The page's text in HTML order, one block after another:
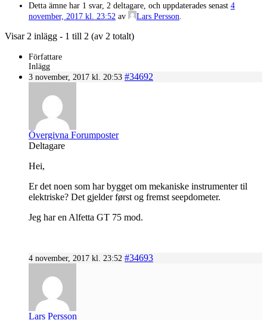
Detta ämne har 1 svar, 2 deltagare, och uppdaterades senast 4
november, 2017 kl. 23:52 av Lars Persson
Visar 2 inlägg - 1 till 2 (av 2 totalt)
Författare
Inlägg
3 november, 2017 kl. 20:53 #34692
Övergivna Forumposter
Deltagare
Hei,
Er det noen som har bygget om mekaniske instrumenter til
elektriske? Det gjelder først og fremst seepdometer.
Jeg har en Alfetta GT 75 mod.
4 november, 2017 kl. 23:52 #34693
Lars Persson